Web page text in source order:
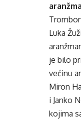
Luka
je bilo
većinu
Miron
i Janko
kojima